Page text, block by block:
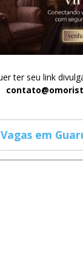
ter seu link
Vagas em